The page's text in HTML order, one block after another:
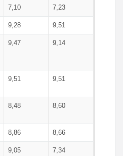
7,10 7,23
9,28 9,51
9,47 9,14
9,51 9,51
8,48 8,60
8,86 8,66
9,05 7,34